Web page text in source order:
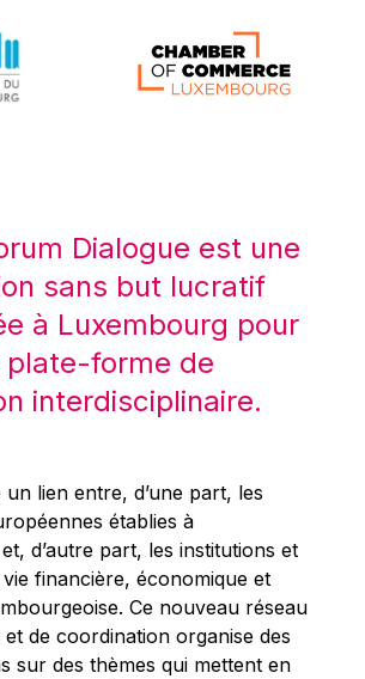
Quinn
Reicherts
Sohlman
Goedert
Delmas-Marty
Tanaka
Dialogue est une
sans but lucratif
à Luxembourg pour
plate-forme de
interdisciplinaire.
un lien entre, d’une part, les
établies à
d’autre part, les institutions et
financière, économique et
Ce nouveau réseau
et de coordination organise des
sur des thèmes qui mettent en